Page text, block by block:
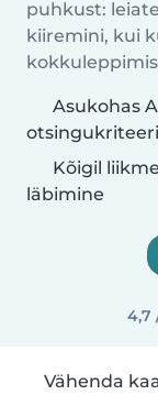
puhkust:
kiiremini, kui
Asukohas
Kõigil
läbimine
4,7
Vähenda